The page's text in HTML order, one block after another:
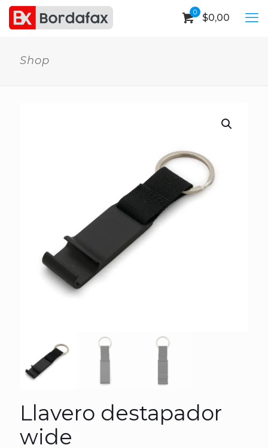
0 $0,00
Shop
Llavero destapador
wide